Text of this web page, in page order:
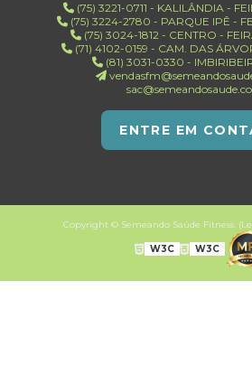
(75) 3221-0711 - KALILÂNDIA -
(75) 3224-2780 - PARQUE IPÊ -
(75) 3024-1812 - CENTRO -
(71) 4102-0159 - CAM. DAS
(81) 3031-0330 -
ENTRE EM
Copyright © Semeando Saúde Fitness.
W3C W3C